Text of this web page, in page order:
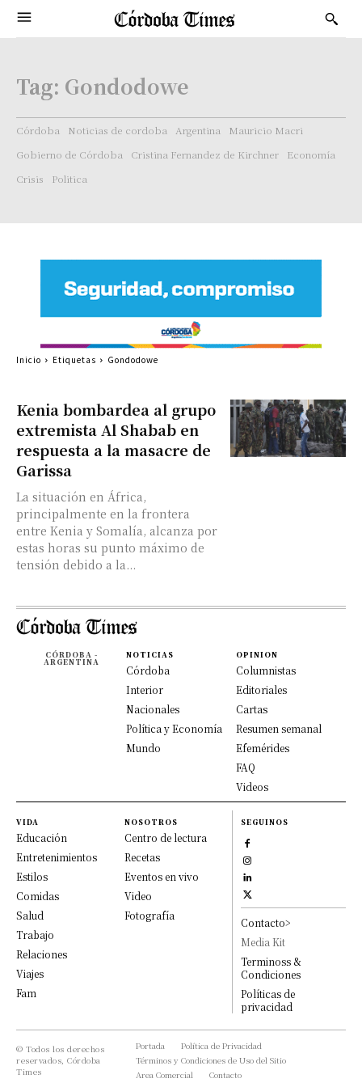
Tag: Gondodowe
Córdoba Noticias de cordoba Argentina
Mauricio Macri
Gobierno de Córdoba
Cristina Fernandez de Kirchner
Economía
Crisis
Politica
Kenia bombardea al grupo
extremista Al Shabab en
respuesta a la masacre de
Garissa
La situación en África,
principalmente en la frontera
entre Kenia y Somalía, alcanza por
estas horas su punto máximo de
tensión debido a la...
Inicio Etiquetas Gondodowe
CÓRDOBA -
ARGENTINA
NOTICIAS
Córdoba
Interior
Nacionales
Política y Economía
Mundo
OPINION
Columnistas
Editoriales
Cartas
Resumen semanal
Efemérides
FAQ
Videos
VIDA
Educación
Entretenimientos
Estilos
Comidas
Salud
Trabajo
Relaciones
Viajes
Fam
NOSOTROS
Centro de lectura
Recetas
Eventos en vivo
Video
Fotografía
SEGUINOS
Contacto>
Media Kit
Terminoss &
Condiciones
Políticas de
privacidad
© Todos los derechos
reservados, Córdoba
Times
Portada
Política de Privacidad
Términos y Condiciones de Uso del Sitio
Area Comercial
Contacto